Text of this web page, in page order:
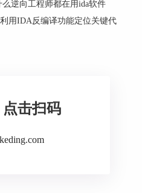
逆向工程师都在用ida软件
用IDA反编译功能定位关键代
点击扫码